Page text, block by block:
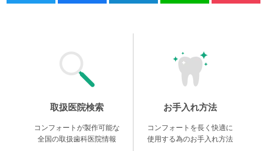
取扱医院検索
コンフォートが製作可能な
全国の取扱歯科医院情報
お手入れ方法
コンフォートを長く快適に
使用する為のお手入れ方法